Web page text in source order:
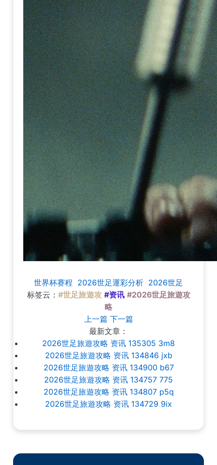
世界杯赛程 2026世足運彩分析 2026世足
标签云： #世足旅遊攻 #资讯 #2026世足旅遊攻
略
上一篇 下一篇
最新文章：
2026世足旅遊攻略 资讯 135305 3m8
2026世足旅遊攻略 资讯 134846 jxb
2026世足旅遊攻略 资讯 134900 b67
2026世足旅遊攻略 资讯 134757 775
2026世足旅遊攻略 资讯 134807 p5q
2026世足旅遊攻略 资讯 134729 9ix